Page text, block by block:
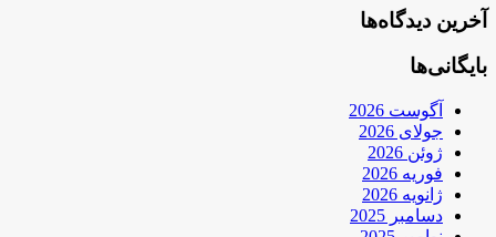
آخرین دیدگاه‌ها
بایگانی‌ها
آگوست 2026
جولای 2026
ژوئن 2026
فوریه 2026
ژانویه 2026
دسامبر 2025